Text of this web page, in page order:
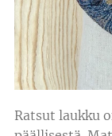
Ratsut laukku